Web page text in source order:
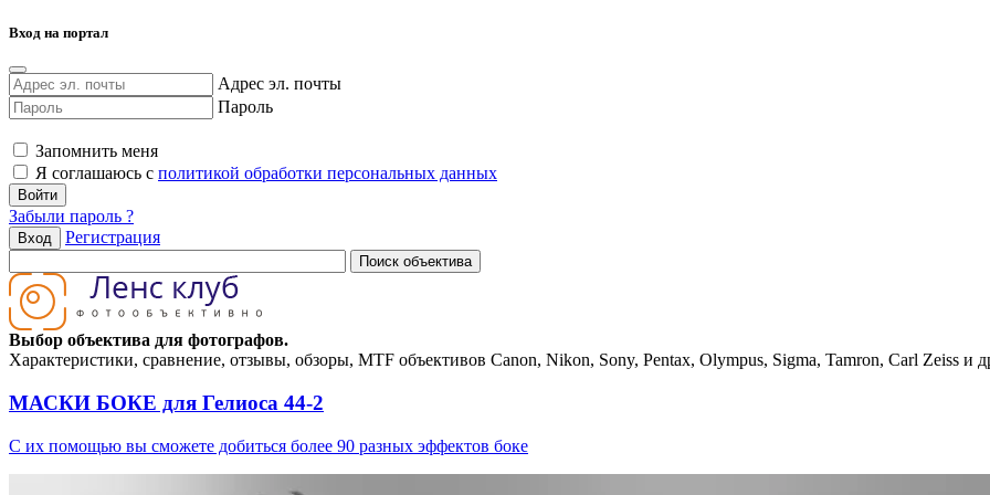
Вход на портал
Адрес эл. почты
Пароль
Запомнить меня
Я соглашаюсь с политикой обработки персональных данных
Забыли пароль ?
Вход Регистрация
Выбор объектива для фотографов.
Характеристики, сравнение, отзывы, обзоры, MTF объективов Canon, Nikon, Sony, Pentax, Olympus, Sigma, Tamron, Carl Zeiss и
МАСКИ БОКЕ для Гелиоса 44-2
С их помощью вы сможете добиться более 90 разных эффектов боке